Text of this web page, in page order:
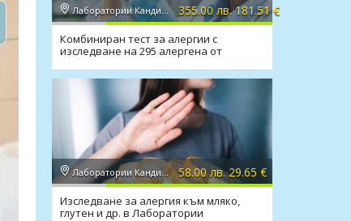
Лаборатории Кандиларов 355.00 лв. 181.51 €
Комбиниран тест за алергии с
изследване на 295 алергена от
Лаборатории Кандиларов
Лаборатории Кандиларов 58.00 лв. 29.65 €
Изследване за алергия към мляко,
глутен и др. в Лаборатории